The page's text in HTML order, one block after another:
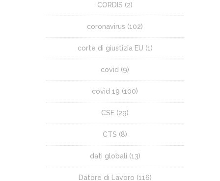
CORDIS (2)
coronavirus (102)
corte di giustizia EU (1)
covid (9)
covid 19 (100)
CSE (29)
CTS (8)
dati globali (13)
Datore di Lavoro (116)